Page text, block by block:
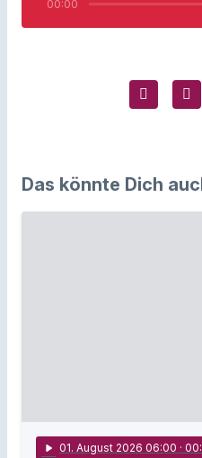
00:00
Das könnte Dich
play_arrow 01. August 2026 06:00 ·